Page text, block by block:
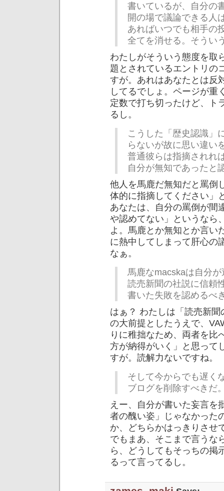
書いているが、自分の
開の場で議論できる人
あればいつでも相手の
全てを消せる。そうい
わたしがそういう態度を取
題とされているエントリの
すが。あれはあなたとは反
してるでしょ。ページが重
定数で打ち切ったけど、ト
るし。
こうした「歴史認識」
らないが故に思い違い
普通彼らは指摘されれ
自分が無知であったと
他人を馬鹿だ無知だと罵倒
体的に指摘してください」
あなたは、自分の罵倒が間
や認めてない」というなら
よ。馬鹿とか無知とか言い
に熱中してしまって肝心の
なぁ。
馬鹿なmacskaは自分
読売新聞の社説に信頼
書いた失敗を認めるべ
はぁ？ わたしは「読売新
の大前提としたうえで、
りに稚拙なため、両者を比
方が納得がいく」と思って
すが。読解力ないですね。
そして今からでも遅く
ブログを削除すべきだ
えー、自分が書いた妄言を
者の醜い姿」じゃなかった
か、どちらかはっきりさせ
でもまあ、そこまで言うな
ら、どうしてもそっちの掲
るって言ってるし。